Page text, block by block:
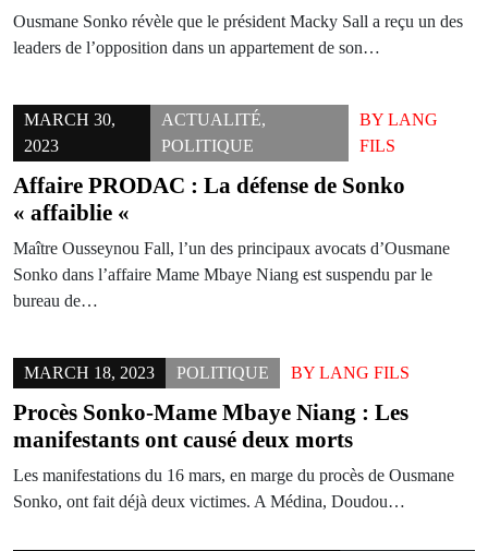
Ousmane Sonko révèle que le président Macky Sall a reçu un des
leaders de l’opposition dans un appartement de son…
MARCH 30,
2023
ACTUALITÉ,
POLITIQUE
BYLANG
FILS
Affaire PRODAC : La défense de Sonko
« affaiblie «
Maître Ousseynou Fall, l’un des principaux avocats d’Ousmane
Sonko dans l’affaire Mame Mbaye Niang est suspendu par le
bureau de…
MARCH 18, 2023 POLITIQUE BY LANG FILS
Procès Sonko-Mame Mbaye Niang : Les
manifestants ont causé deux morts
Les manifestations du 16 mars, en marge du procès de Ousmane
Sonko, ont fait déjà deux victimes. A Médina, Doudou…